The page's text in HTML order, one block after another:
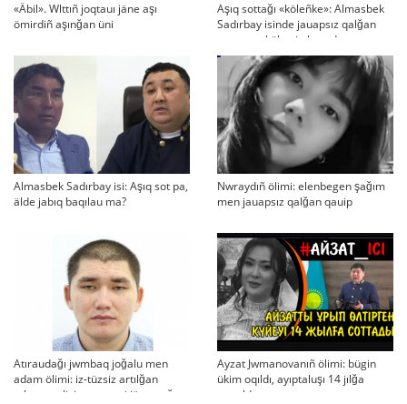
«Äbil». Wlttıñ joqtauı jäne aşı
ömirdiñ aşınğan üni
Aşıq sottağı «köleñke»: Almasbek
Sadırbay isinde jauapsız qalğan
swraqtar köbeyip baradı
Almasbek Sadırbay isi: Aşıq sot pa,
älde jabıq baqılau ma?
Nwraydıñ ölimi: elenbegen şağım
men jauapsız qalğan qauip
Atıraudağı jwmbaq joğalu men
adam ölimi: iz-tüzsiz artılğan
otbası, policiya tergeui jäne qoğam
Ayzat Jwmanovanıñ ölimi: bügin
ükim oqıldı, ayıptaluşı 14 jılğa
sottaldı